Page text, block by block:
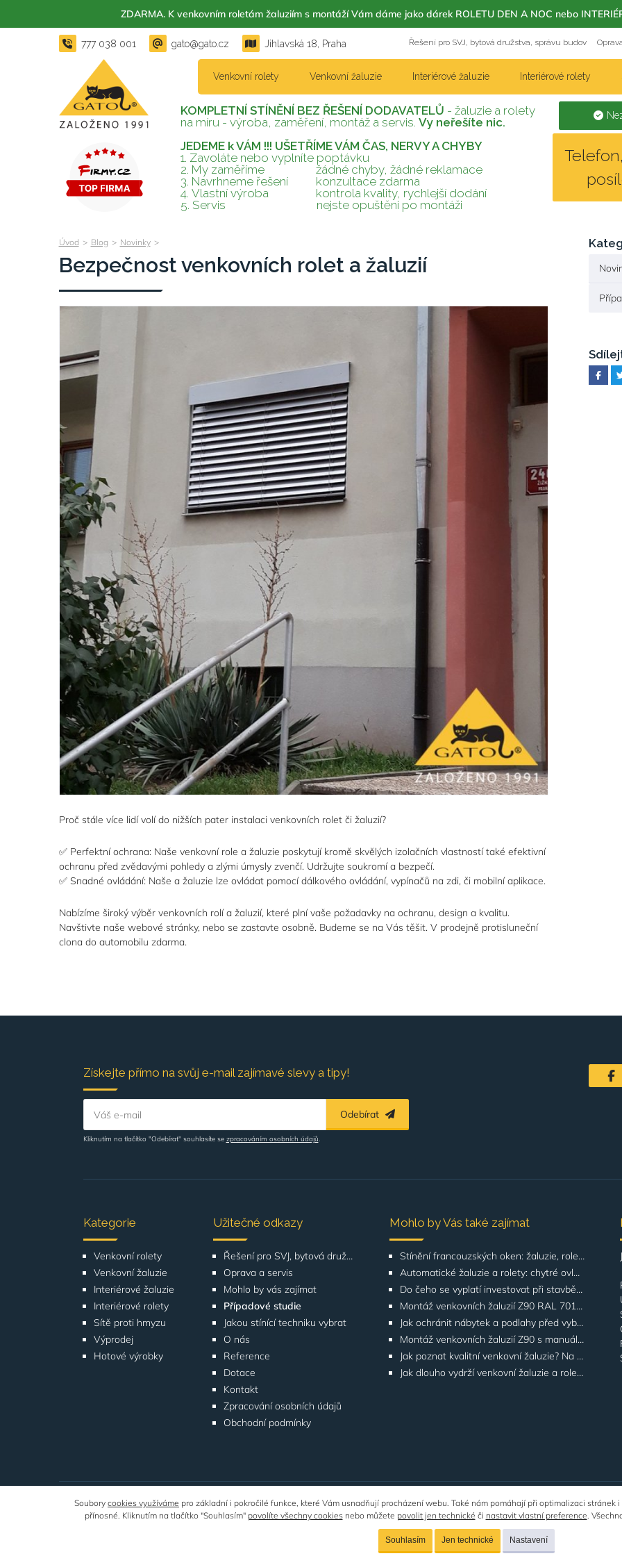
777 038 001 gato@gato.cz Jihlavská 18, Praha Řešení pro SVJ, bytová družstva, správu budov
Venkovní rolety Venkovní žaluzie Interiérové žaluzie Interiérové rolety
KOMPLETNÍ STÍNĚNÍ BEZ ŘEŠENÍ DODAVATELŮ - žaluzie a rolety
na míru - výroba, zaměření, montáž a servis. Vy neřešíte nic.
JEDEME k VÁM !!! UŠETŘÍME VÁM ČAS, NERVY A CHYBY
1. Zavoláte nebo vyplníte poptávku
2. My zaměříme
žádné chyby, žádné reklamace
3. Navrhneme řešení
konzultace zdarma
4. Vlastní výroba
kontrola kvality, rychlejší dodání
5. Servis nejste opuštěni po montáži
Úvod > Blog > Novinky >
Bezpečnost venkovních rolet a žaluzií
Proč stále více lidí volí do nižších pater instalaci venkovních rolet či žaluzií?
✅ Perfektní ochrana: Naše venkovní role a žaluzie poskytují kromě skvělých izolačních vlastností také efektivní
ochranu před zvědavými pohledy a zlými úmysly zvenčí. Udržujte soukromí a bezpečí.
✅ Snadné ovládání: Naše a žaluzie lze ovládat pomocí dálkového ovládání, vypínačů na zdi, či mobilní aplikace.
Nabízíme široký výběr venkovních rolí a žaluzií, které plní vaše požadavky na ochranu, design a kvalitu.
Navštivte naše webové stránky, nebo se zastavte osobně. Budeme se na Vás těšit. V prodejně protisluneční
clona do automobilu zdarma.
Získejte přímo na svůj e-mail zajímavé slevy a tipy!
Váš e-mail Odebírat
Kliknutím na tlačítko "Odebírat" souhlasíte se zpracováním osobních údajů.
Kategorie
Venkovní rolety
Venkovní žaluzie
Interiérové žaluzie
Interiérové rolety
Sítě proti hmyzu
Výprodej
Hotové výrobky
Užitečné odkazy
Řešení pro SVJ, bytová družstva, správu budov
Oprava a servis
Mohlo by vás zajímat
Případové studie
Jakou stínící techniku vybrat
O nás
Reference
Dotace
Kontakt
Zpracování osobních údajů
Obchodní podmínky
Mohlo by Vás také zajímat
Stínění francouzských oken: žaluzie, rolety, screeny | GATO
Automatické žaluzie a rolety: chytré ovládání | GATO
Do čeho se vyplatí investovat při stavbě domu? Odborníci upozorňují na stínění oken
Montáž venkovních žaluzií Z90 RAL 7016 na rodinných domech | Případová studie
Jak ochránit nábytek a podlahy před vyblednutím od slunce
Montáž venkovních žaluzií Z90 s manuálním ovládáním na adrese Štúrova, Praha 4
Jak poznat kvalitní venkovní žaluzie? Na těchto detailech záleží
Jak dlouho vydrží venkovní žaluzie a rolety? Co ovlivňuje životnost
© 2026GATO Praha - všechna práva vyhrazena.
ZDARMA. K venkovním roletám žaluziím s montáží Vám dáme jako dárek ROLETU DEN A NOC nebo
Soubory cookies využíváme pro základní i pokročilé funkce, které Vám usnadňují procházení webu. Také nám pomáhají při optimalizaci
přínosné. Kliknutím na tlačítko "Souhlasím" povolíte všechny cookiesnebo můžete povolit jen technické či nastavit vlastní preference.
Souhlasím Jen technické Nastavení